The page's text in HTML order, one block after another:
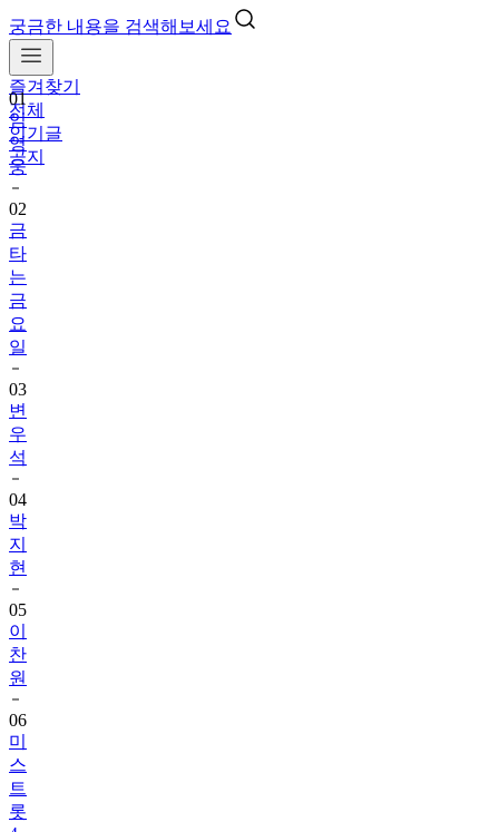
궁금한 내용을 검색해보세요
즐겨찾기
전체
인기글
공지
01
임
영
웅
02
금
타
는
금
요
일
03
변
우
석
04
박
지
현
05
이
찬
원
06
미
스
트
롯